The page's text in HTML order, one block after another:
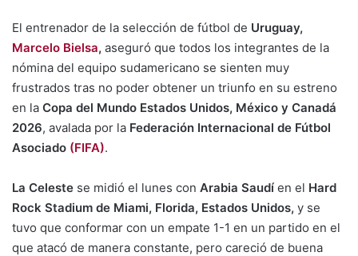
El entrenador de la selección de fútbol de Uruguay,
Marcelo Bielsa, aseguró que todos los integrantes de la
nómina del equipo sudamericano se sienten muy
frustrados tras no poder obtener un triunfo en su estreno
en la Copa del Mundo Estados Unidos, México y Canadá
2026, avalada por la Federación Internacional de Fútbol
Asociado (FIFA).
La Celeste se midió el lunes con Arabia Saudí en el Hard
Rock Stadium de Miami, Florida, Estados Unidos, y se
tuvo que conformar con un empate 1-1 en un partido en el
que atacó de manera constante, pero careció de buena